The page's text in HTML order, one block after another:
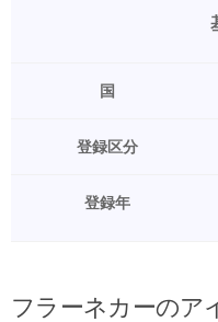
国
登録区分
登録年
フラーネカーのア